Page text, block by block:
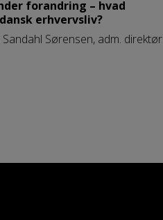
forandring – hvad
erhvervsliv?
Sørensen, adm. direktør